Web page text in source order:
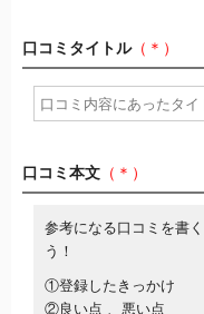
口コミタイトル（＊）
口コミ本文 （＊）
参考になる口コミを書
う！
①登録したきっかけ
②良い点 、悪い点